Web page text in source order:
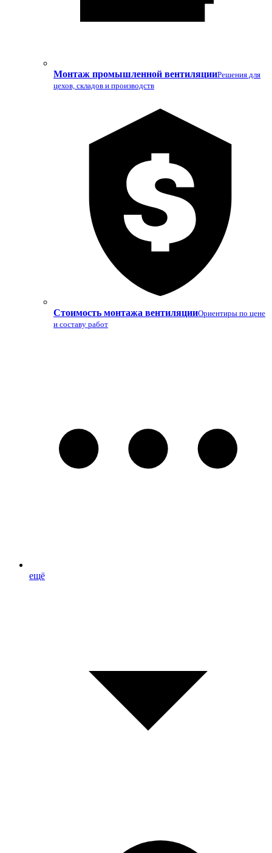
Монтаж промышленной вентиляцииРешения для
цехов, складов и производств
Стоимость монтажа вентиляцииОриентиры по цене
и составу работ
ещё